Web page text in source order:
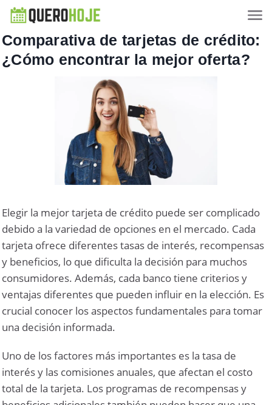
Comparativa de tarjetas de crédito:
¿Cómo encontrar la mejor oferta?
Elegir la mejor tarjeta de crédito puede ser complicado
debido a la variedad de opciones en el mercado. Cada
tarjeta ofrece diferentes tasas de interés, recompensas
y beneficios, lo que dificulta la decisión para muchos
consumidores. Además, cada banco tiene criterios y
ventajas diferentes que pueden influir en la elección. Es
crucial conocer los aspectos fundamentales para tomar
una decisión informada.
Uno de los factores más importantes es la tasa de
interés y las comisiones anuales, que afectan el costo
total de la tarjeta. Los programas de recompensas y